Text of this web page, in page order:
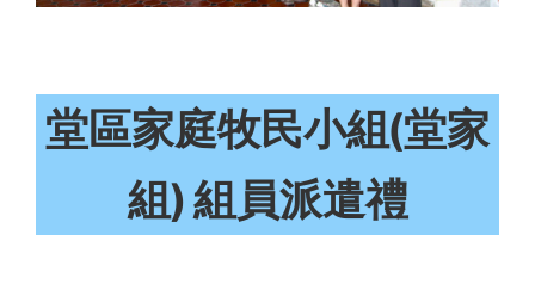
堂區家庭牧民小組(堂家
組) 組員派遣禮